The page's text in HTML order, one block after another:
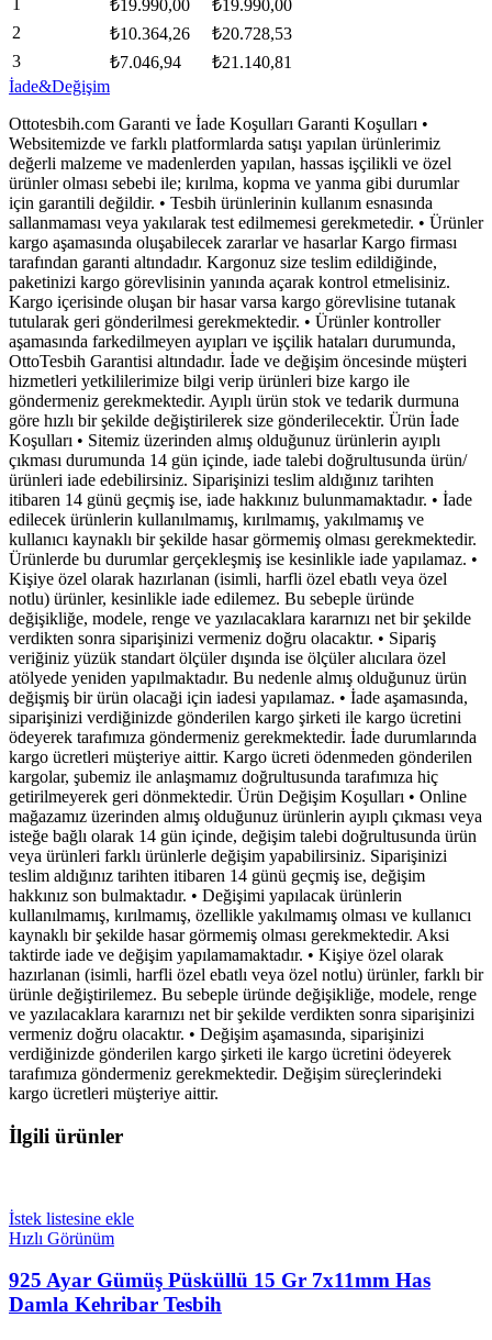
₺19.990,00 ₺19.990,00
2
₺10.364,26 ₺20.728,53
3
₺7.046,94 ₺21.140,81
İade&Değişim
Ottotesbih.com Garanti ve İade Koşulları Garanti Koşulları •
Websitemizde ve farklı platformlarda satışı yapılan ürünlerimiz
değerli malzeme ve madenlerden yapılan, hassas işçilikli ve özel
ürünler olması sebebi ile; kırılma, kopma ve yanma gibi durumlar
için garantili değildir. • Tesbih ürünlerinin kullanım esnasında
sallanmaması veya yakılarak test edilmemesi gerekmetedir. • Ürünler
kargo aşamasında oluşabilecek zararlar ve hasarlar Kargo firması
tarafından garanti altındadır. Kargonuz size teslim edildiğinde,
paketinizi kargo görevlisinin yanında açarak kontrol etmelisiniz.
Kargo içerisinde oluşan bir hasar varsa kargo görevlisine tutanak
tutularak geri gönderilmesi gerekmektedir. • Ürünler kontroller
aşamasında farkedilmeyen ayıpları ve işçilik hataları durumunda,
OttoTesbih Garantisi altındadır. İade ve değişim öncesinde müşteri
hizmetleri yetkililerimize bilgi verip ürünleri bize kargo ile
göndermeniz gerekmektedir. Ayıplı ürün stok ve tedarik durmuna
göre hızlı bir şekilde değiştirilerek size gönderilecektir. Ürün İade
Koşulları • Sitemiz üzerinden almış olduğunuz ürünlerin ayıplı
çıkması durumunda 14 gün içinde, iade talebi doğrultusunda ürün/
ürünleri iade edebilirsiniz. Siparişinizi teslim aldığınız tarihten
itibaren 14 günü geçmiş ise, iade hakkınız bulunmamaktadır. • İade
edilecek ürünlerin kullanılmamış, kırılmamış, yakılmamış ve
kullanıcı kaynaklı bir şekilde hasar görmemiş olması gerekmektedir.
Ürünlerde bu durumlar gerçekleşmiş ise kesinlikle iade yapılamaz. •
Kişiye özel olarak hazırlanan (isimli, harfli özel ebatlı veya özel
notlu) ürünler, kesinlikle iade edilemez. Bu sebeple üründe
değişikliğe, modele, renge ve yazılacaklara kararnızı net bir şekilde
verdikten sonra siparişinizi vermeniz doğru olacaktır. • Sipariş
veriğiniz yüzük standart ölçüler dışında ise ölçüler alıcılara özel
atölyede yeniden yapılmaktadır. Bu nedenle almış olduğunuz ürün
değişmiş bir ürün olacaği için iadesi yapılamaz. • İade aşamasında,
siparişinizi verdiğinizde gönderilen kargo şirketi ile kargo ücretini
ödeyerek tarafımıza göndermeniz gerekmektedir. İade durumlarında
kargo ücretleri müşteriye aittir. Kargo ücreti ödenmeden gönderilen
kargolar, şubemiz ile anlaşmamız doğrultusunda tarafımıza hiç
getirilmeyerek geri dönmektedir. Ürün Değişim Koşulları • Online
mağazamız üzerinden almış olduğunuz ürünlerin ayıplı çıkması veya
isteğe bağlı olarak 14 gün içinde, değişim talebi doğrultusunda ürün
veya ürünleri farklı ürünlerle değişim yapabilirsiniz. Siparişinizi
teslim aldığınız tarihten itibaren 14 günü geçmiş ise, değişim
hakkınız son bulmaktadır. • Değişimi yapılacak ürünlerin
kullanılmamış, kırılmamış, özellikle yakılmamış olması ve kullanıcı
kaynaklı bir şekilde hasar görmemiş olması gerekmektedir. Aksi
taktirde iade ve değişim yapılamamaktadır. • Kişiye özel olarak
hazırlanan (isimli, harfli özel ebatlı veya özel notlu) ürünler, farklı bir
ürünle değiştirilemez. Bu sebeple üründe değişikliğe, modele, renge
ve yazılacaklara kararnızı net bir şekilde verdikten sonra siparişinizi
vermeniz doğru olacaktır. • Değişim aşamasında, siparişinizi
verdiğinizde gönderilen kargo şirketi ile kargo ücretini ödeyerek
tarafımıza göndermeniz gerekmektedir. Değişim süreçlerindeki
kargo ücretleri müşteriye aittir.
İlgili ürünler
İstek listesine ekle
Hızlı Görünüm
925 Ayar Gümüş Püsküllü 15 Gr 7x11mm Has
Damla Kehribar Tesbih